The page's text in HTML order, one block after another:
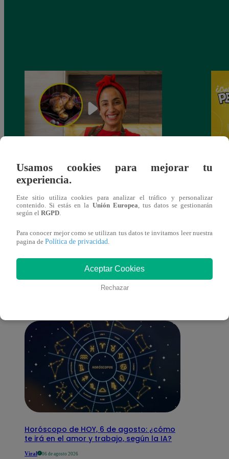
¿Por qué Nelly Rossinelli se volvió viral
antes de Navidad?
Nelly
También te puede
interesar
Horóscopo de HOY, 6 de agosto: ¿cómo
te irá en el amor y trabajo, según la IA?
Viral 06 de agosto 2026
Usamos cookies para mejorar tu
experiencia.
Este sitio utiliza cookies para analizar el tráfico y personalizar
contenido. Si estás en la Unión Europea, tus datos se gestionarán
según el RGPD.
Para conocer mejor como se utilizan tus datos te invitamos leer nuestra
pagina de Política de privacidad.
Aceptar Cookies
Rechazar